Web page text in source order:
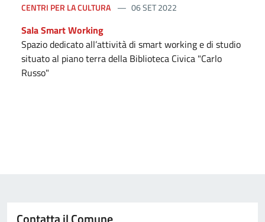
CENTRI PER LA CULTURA 06 SET 2022
Sala Smart Working
Spazio dedicato all’attività di smart working e di studio
situato al piano terra della Biblioteca Civica "Carlo
Russo"